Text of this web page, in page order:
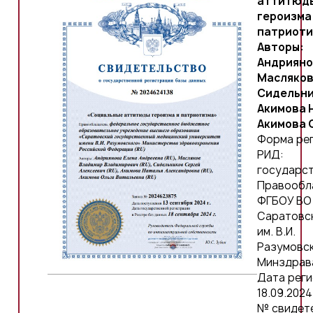
Авторы:
Акимова
Акимова
Форма
РИД:
ФГБОУ ВО
им. В.И.
Дата
18.09.2024
№